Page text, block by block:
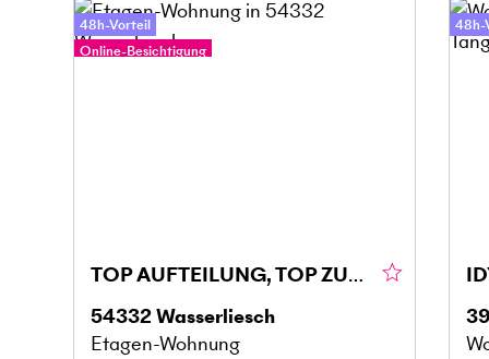
48h-Vorteil
Online-Besichtigung
TOP AUFTEILUNG, TOP ZUSTAND, FAMIELIENFREUNDLICH
54332Wasserliesch
Etagen-Wohnung
48h-